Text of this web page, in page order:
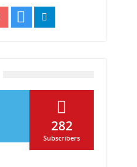
282
Subscribers